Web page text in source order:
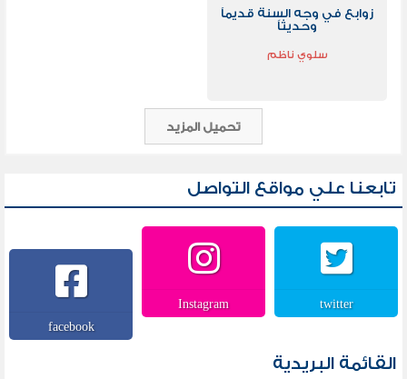
زوابع في وجه السنة قديماً
وحديثاً
سلوي ناظم
تحميل المزيد
تابعنا علي مواقع التواصل
twitter
Instagram
facebook
القائمة البريدية